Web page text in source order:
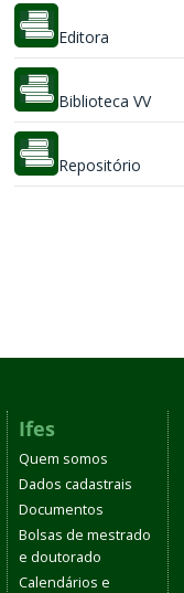
Editora
Biblioteca VV
Repositório
Ifes
Quem somos
Dados cadastrais
Documentos
Bolsas de mestrado
e doutorado
Calendários e